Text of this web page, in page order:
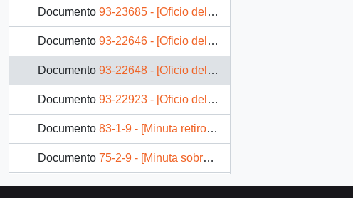
Documento 93-23685 - [Oficio del Secretario Regional Ministerial de Justicia de la región de Tarapacá dirigido al Jefe de Gabinete Presidencial]
Documento 93-22646 - [Oficio del Secretario Regional Ministerial de la Región Metropolitana dirigido al Jefe de Gabinete Presidencial, referente a solicitud ciudadana]
Documento 93-22648 - [Oficio del Secretario Regional Ministerial de la Región Metropolitana dirigido al Abogado Jefe del Consultorio Jurídico de Cerro Navia]
Documento 93-22923 - [Oficio del Presidente de la Corporación de Asistencia Judicial dirigida al Abogado Jefe del Consultorio de Carahue]
Documento 83-1-9 - [Minuta retiro de ministros de corte suprema y corte de apelaciones]
Documento 75-2-9 - [Minuta sobre Situación de Horas Extraordinarias en el Poder Judicial]
Documento 92-26777 - [Órden N° 3902 del Ministerio de Justicia]